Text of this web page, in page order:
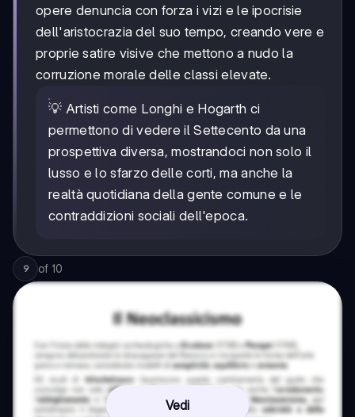
1764
opere denuncia con forza i vizi e le ipocrisie
dell'aristocrazia del suo tempo, creando vere e
proprie satire visive che mettono a nudo la
corruzione morale delle classi elevate.
💡 Artisti come Longhi e Hogarth ci
permettono di vedere il Settecento da una
prospettiva diversa, mostrandoci non solo il
lusso e lo sfarzo delle corti, ma anche la
realtà quotidiana della gente comune e le
contraddizioni sociali dell'epoca.
9 of 10
Vedi